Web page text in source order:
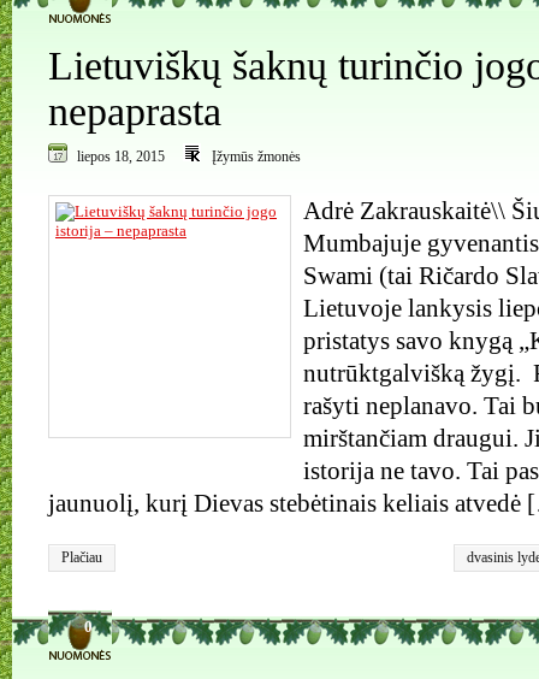
Lietuviškų šaknų turinčio
nepaprasta
liepos 18, 2015 Įžymūs žmonės
Adrė Zakrauskaitė\\
Mumbajuje
Swami (tai Ričardo
Lietuvoje lankysis
pristatys savo knygą
nutrūktgalvišką žygį.
rašyti neplanavo. Tai
mirštančiam draugui.
istorija ne tavo. Tai
jaunuolį, kurį Dievas stebėtinais keliais
Plačiau
dvasinis
0